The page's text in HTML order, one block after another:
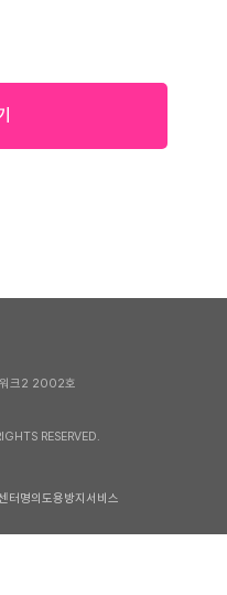
워크2 2002호
RESERVED.
터명의도용방지서비스